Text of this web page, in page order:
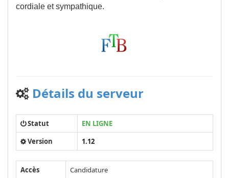
cordiale et sympathique.
Détails du serveur
Statut
EN LIGNE
Version
1.12
Accès Candidature